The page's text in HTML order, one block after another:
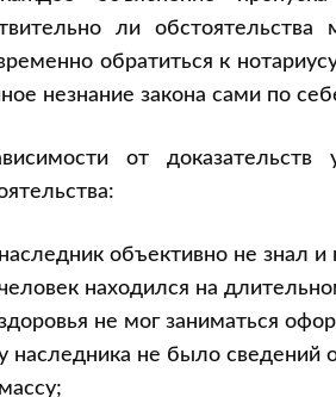
ли
обратиться к
незнание закона сами по
от
наследник объективно не знал
находился на
не мог заниматься
наследника не было сведений
массу;